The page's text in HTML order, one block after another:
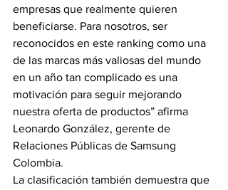
empresas que realmente quieren
beneficiarse. Para nosotros, ser
reconocidos en este ranking como una
de las marcas más valiosas del mundo
en un año tan complicado es una
motivación para seguir mejorando
nuestra oferta de productos” afirma
Leonardo González, gerente de
Relaciones Públicas de Samsung
Colombia.
La clasificación también demuestra que